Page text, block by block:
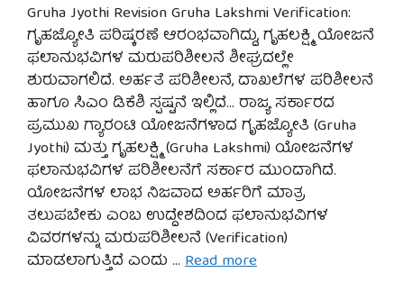
Gruha Jyothi Revision Gruha Lakshmi Verification:
ಗೃಹಜ್ಯೋತಿ ಪರಿಷ್ಕರಣೆ ಆರಂಭವಾಗಿದ್ದು, ಗೃಹಲಕ್ಷ್ಮಿ ಯೋಜನೆ
ಫಲಾನುಭವಿಗಳ ಮರುಪರಿಶೀಲನೆ ಶೀಘ್ರದಲ್ಲೇ
ಶುರುವಾಗಲಿದೆ. ಅರ್ಹತೆ ಪರಿಶೀಲನೆ, ದಾಖಲೆಗಳ ಪರಿಶೀಲನೆ
ಹಾಗೂ ಸಿಎಂ ಡಿಕೆಶಿ ಸ್ಪಷ್ಟನೆ ಇಲ್ಲಿದೆ… ರಾಜ್ಯ ಸರ್ಕಾರದ
ಪ್ರಮುಖ ಗ್ಯಾರಂಟಿ ಯೋಜನೆಗಳಾದ ಗೃಹಜ್ಯೋತಿ (Gruha
Jyothi) ಮತ್ತು ಗೃಹಲಕ್ಷ್ಮಿ (Gruha Lakshmi) ಯೋಜನೆಗಳ
ಫಲಾನುಭವಿಗಳ ಪರಿಶೀಲನೆಗೆ ಸರ್ಕಾರ ಮುಂದಾಗಿದೆ.
ಯೋಜನೆಗಳ ಲಾಭ ನಿಜವಾದ ಅರ್ಹರಿಗೆ ಮಾತ್ರ
ತಲುಪಬೇಕು ಎಂಬ ಉದ್ದೇಶದಿಂದ ಫಲಾನುಭವಿಗಳ
ವಿವರಗಳನ್ನು ಮರುಪರಿಶೀಲನೆ (Verification)
ಮಾಡಲಾಗುತ್ತಿದೆ ಎಂದು … Read more